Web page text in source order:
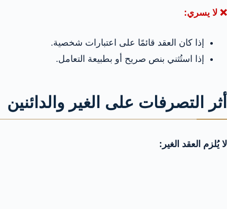
❌ لا يسري:
إذا كان العقد قائمًا على اعتبارات شخصية.
إذا استُثني بنص صريح أو بطبيعة التعامل.
أثر التصرفات على الغير والدائنين
لا يُلزم العقد الغير: